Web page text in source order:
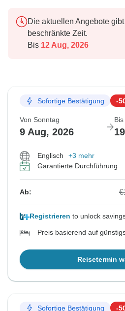
Die aktuellen Angebote
beschränkte Zeit.
Bis 12 Aug, 2026
Sofortige Bestätigung -
Von Sonntag
9 Aug, 2026
Englisch
+3 mehr
Garantierte Durchführung
Ab:
Registrieren to unlock
Preis basierend auf
Reisetermin
Sofortige Bestätigung -